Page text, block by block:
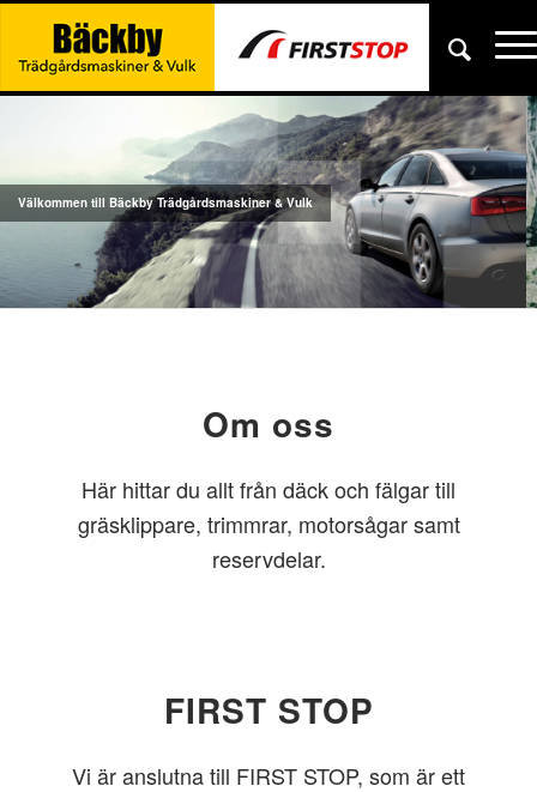
Välkommen till Bäckby Trädgårdsmaskiner & Vulk
Om oss
Här hittar du allt från däck och fälgar till
gräsklippare, trimmrar, motorsågar samt
reservdelar.
FIRST STOP
Vi är anslutna till FIRST STOP, som är ett